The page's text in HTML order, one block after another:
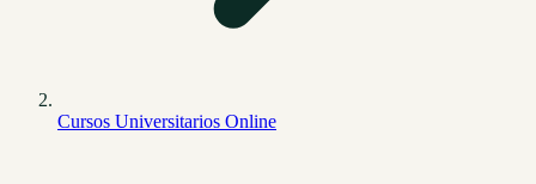
Cursos Universitarios Online